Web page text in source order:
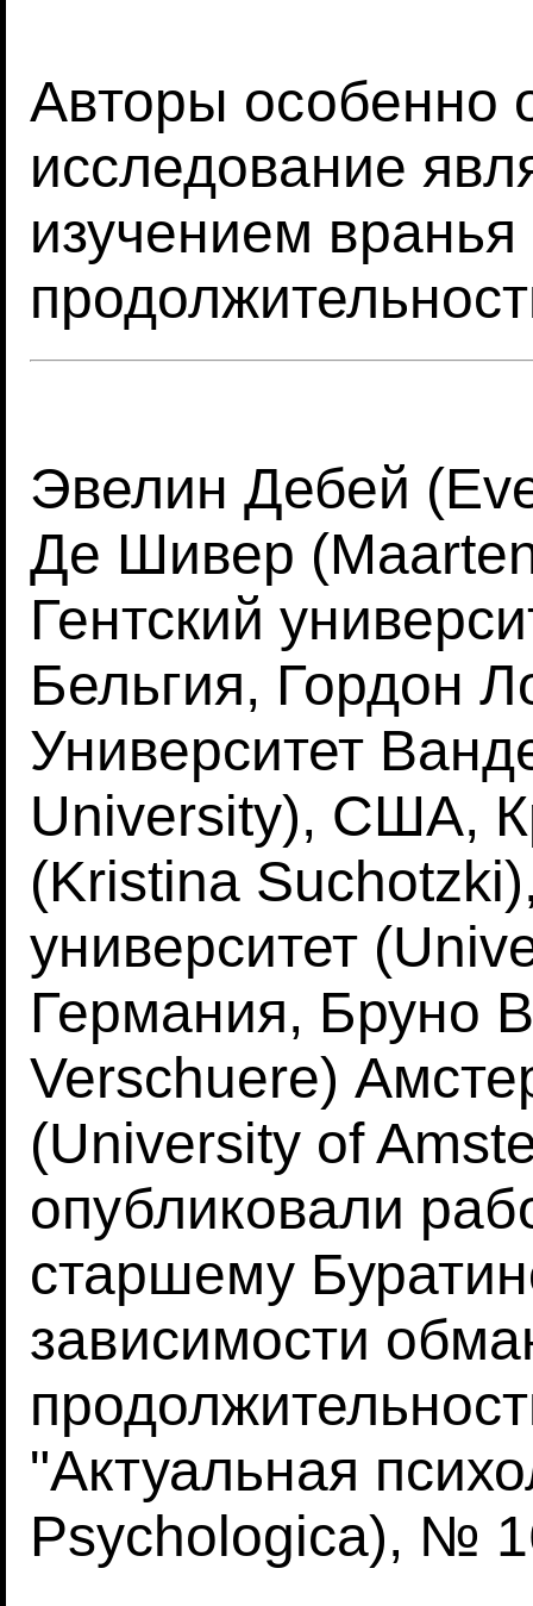
Авторы особенно
исследование
изучением вранья
Эвелин Дебей
Де Шивер
Гентский
Бельгия, Гордон
Университет
University), США,
(Kristina
университет
Германия, Бруно
Verschuere)
(University of
опубликовали
старшему
зависимости
"Актуальная
Psychologica), №